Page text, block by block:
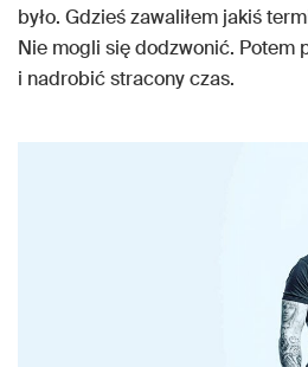
było. Gdzieś zawaliłem jakiś
Nie mogli się dodzwonić. Potem
i nadrobić stracony czas.